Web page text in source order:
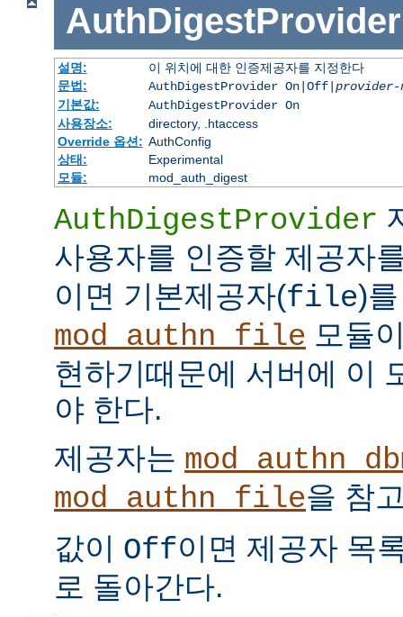
AuthDigestProvider
설명:
이 위치에 대한 인증제공자를 지정한다
문법:
AuthDigestProvider On|Off| provider-
기본값:
AuthDigestProvider On
사용장소:
directory, .htaccess
Override 옵션: AuthConfig
상태:
Experimental
모듈:
mod_auth_digest
AuthDigestProvider
사용자를 인증할 제공자
이면 기본제공자(file)
mod_authn_file 모듈
현하기때문에 서버에 이
야 한다.
제공자는
mod_authn_file을 참
값이 Off이면 제공자 목
로 돌아간다.